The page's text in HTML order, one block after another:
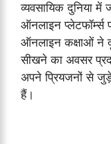
व्यवसायिक दुनिया
ऑनलाइन प्लेटफॉर्म्स
ऑनलाइन कक्षाओं ने
सीखने का अवसर
अपने प्रियजनों से जुड़े
हैं।